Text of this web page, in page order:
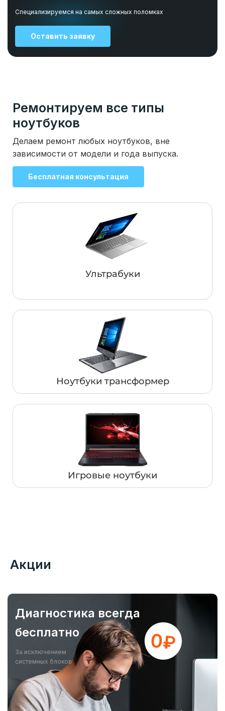
Специализируемся на самых сложных поломках
Оставить заявку
Ремонтируем все типы
ноутбуков
Делаем ремонт любых ноутбуков, вне
зависимости от модели и года выпуска.
Бесплатная консультация
Ультрабуки
Ноутбуки трансформер
Игровые ноутбуки
Акции
Диагностика всегда
бесплатно
За исключением
системных блоков